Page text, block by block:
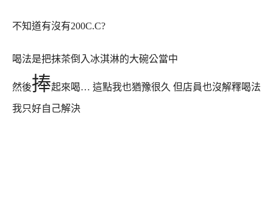
不知道有沒有200C.C?
喝法是把抹茶倒入冰淇淋的大碗公當中
然後捧起來喝… 這點我也猶豫很久 但店員也沒解釋喝法
我只好自己解決